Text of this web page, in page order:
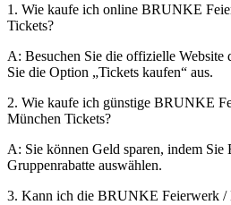
1. Wie kaufe ich online BRUNKE
Tickets?
A: Besuchen Sie die offizielle Website
Sie die Option „Tickets kaufen“ aus.
2. Wie kaufe ich günstige BRUNKE
München Tickets?
A: Sie können Geld sparen, indem
Gruppenrabatte auswählen.
3. Kann ich die BRUNKE Feierwerk /